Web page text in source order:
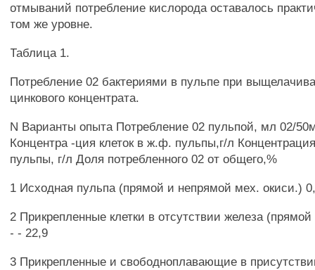
отмываний потребление кислорода оставалось
том же уровне.
Таблица 1.
Потребление 02 бактериями в пульпе при
цинкового концентрата.
N Варианты опыта Потребление 02 пульпой, мл 02/
Концентра -ция клеток в ж.ф. пульпы,г/л
пульпы, г/л Доля потребленного 02 от общего,%
1 Исходная пульпа (прямой и непрямой мех. окиси.)
2 Прикрепленные клетки в отсутствии железа
- - 22,9
3 Прикрепленные и свободноплавающие в